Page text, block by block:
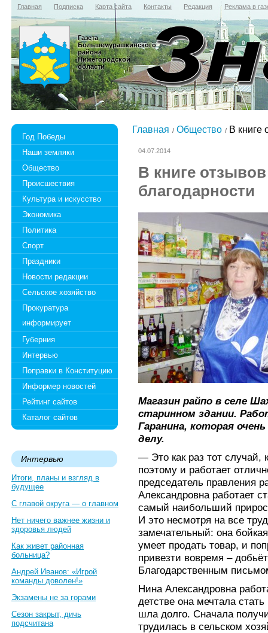
Главная Подписка Карта сайта Контакты Редакция Реклама в
Газета
Большемурашкинского
района
Нижегородской
области
Год Победы
Наши земляки
Общество
Происшествия
Культура и искусство
Экономика
Политика
Спорт
Праздники
Новости редакции
Сельское хозяйство
Прокуратура
информирует
Губерния
Интервью
Поправки в Конституцию
Информер новостей
Рейтинг сайтов
Каталог сайтов
Интервью
Итоги, планы и взгляд в
будущее
С главой округа — о главном
Нет ничего важнее жизни и
здоровья людей
Как живет районная
больница?
Андрей Иванов: «Игрой
команды доволен!»
Экзамены не за горами
Сезон закрыт, дичь
подсчитана
Главная Общество В книге
04.07.2014
В книге
благодарности
Магазин райпо в селе
старинном здании.
Гаранина, которая
делу.
— Это как раз тот случай,
поэтому и работает
председатель правления
Александровна работает
самый наибольший
И это несмотря на все
замечательный: она
умеет продать товар, и
привезти вовремя –
Благодарственным
Нина Александровна
детстве она мечтала
шла долго. Сначала
трудилась в сельском